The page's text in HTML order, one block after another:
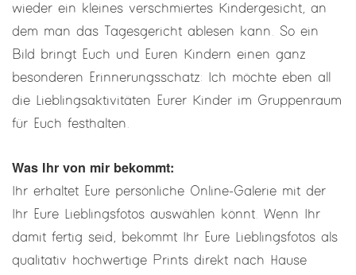
wieder ein kleines verschmiertes Kindergesicht, an
dem man das Tagesgericht ablesen kann. So ein
Bild bringt Euch und Euren Kindern einen ganz
besonderen Erinnerungsschatz: Ich möchte eben all
die Lieblingsaktivitäten Eurer Kinder im Gruppenraum
für Euch festhalten.
Was Ihr von mir bekommt:
Ihr erhaltet Eure persönliche Online-Galerie mit der
Ihr Eure Lieblingsfotos auswählen könnt. Wenn Ihr
damit fertig seid, bekommt Ihr Eure Lieblingsfotos als
qualitativ hochwertige Prints direkt nach Hause